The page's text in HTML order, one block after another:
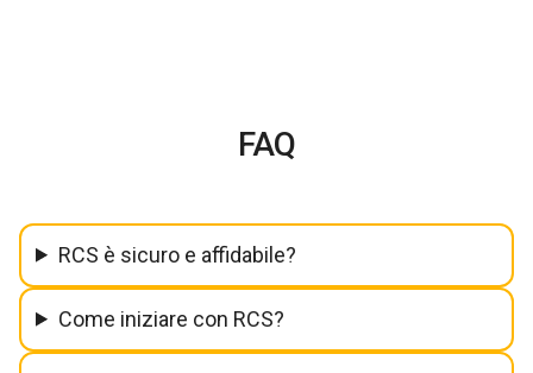
FAQ
RCS è sicuro e affidabile?
Come iniziare con RCS?